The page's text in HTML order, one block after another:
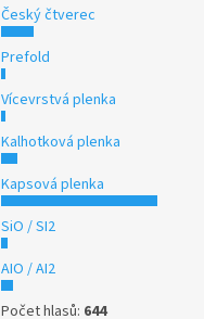
Český čtverec
Prefold
Vícevrstvá plenka
Kalhotková plenka
Kapsová plenka
SiO / SI2
AIO / AI2
Počet hlasů: 644